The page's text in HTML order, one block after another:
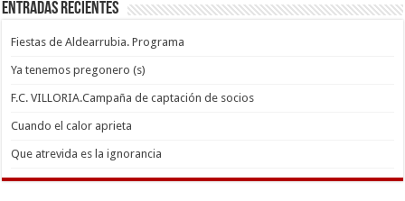
Entradas recientes
Fiestas de Aldearrubia. Programa
Ya tenemos pregonero (s)
F.C. VILLORIA.Campaña de captación de socios
Cuando el calor aprieta
Que atrevida es la ignorancia